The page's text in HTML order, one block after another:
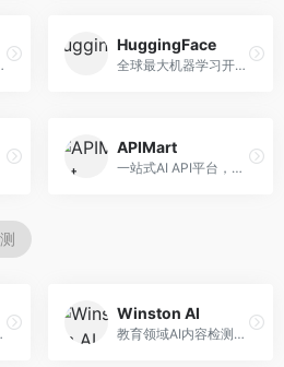
成本优化等服务，算力灵活。
HuggingFace
全球最大机器学习开源社区，整合模型库与开发工具。面向AI研究者和开发者，提供开源模型、数据集、开发工具等资源，开源生态最完善。
APIMart
一站式AI API平台，整合多种AI服务。面向开发者，提供模型API、图像处理、语音识别等服务，API种类丰富。
服务，视觉检测专业。
Winston AI
教育领域AI内容检测平台，专注于学术诚信。面向教育机构，提供AI内容检测、抄袭检测、报告生成等服务，教育适配性强。